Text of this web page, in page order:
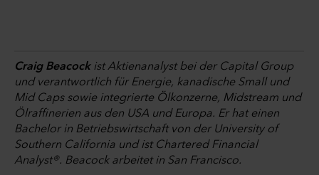
Craig Beacockist Aktienanalyst bei der Capital Group
und verantwortlich für Energie, kanadische Small und
Mid Caps sowie integrierte Ölkonzerne, Midstream und
Ölraffinerien aus den USA und Europa. Er hat einen
Bachelor in Betriebswirtschaft von der University of
Southern California und ist Chartered Financial
Analyst®. Beacock arbeitet in San Francisco.